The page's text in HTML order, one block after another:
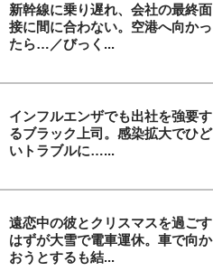
新幹線に乗り遅れ、会社の最終面
接に間に合わない。空港へ向かっ
たら…／びっく...
インフルエンザでも出社を強要す
るブラック上司。感染拡大でひど
いトラブルに…...
遠恋中の彼とクリスマスを過ごす
はずが大雪で電車運休。車で向か
おうとするも結...